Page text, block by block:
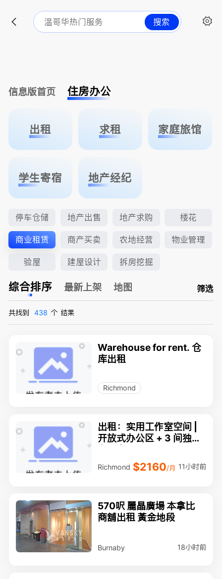
搜索
信息版首页 住房办公
出租 求租 家庭旅馆
学生寄宿 地产经纪
停车仓储 地产出售 地产求购 楼花
商业租赁 商产买卖 农地经营 物业管理
验屋 建屋设计 拆房挖掘
综合排序 最新上架 地图 筛选
共找到 438 个 结果
Warehouse for rent. 仓
库出租
Richmond
出租：实用工作室空间 |
开放式办公区 + 3 间独立
Richmond $2160/月 11小时前
570呎 麗晶廣場 本拿比
商舖出租 黃金地段
Burnaby 18小时前